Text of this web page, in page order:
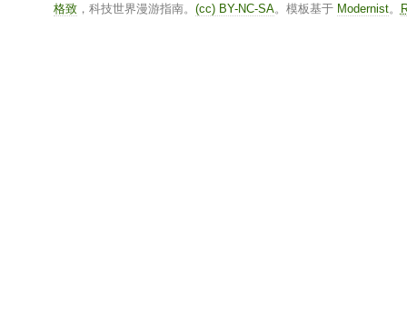
格致，科技世界漫游指南。 (cc) BY-NC-SA。模板基于 Modernist。